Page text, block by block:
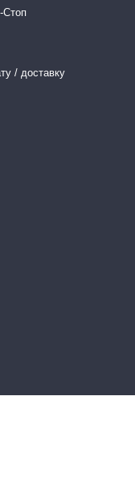
Стоп
/ доставку